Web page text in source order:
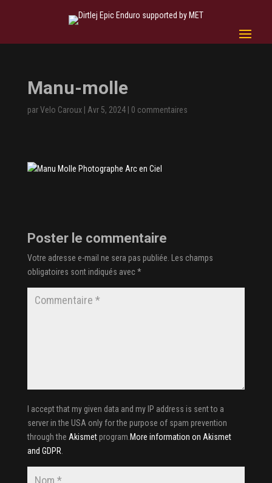
Manu-molle
parVelo Caroux| Avr 5, 2024| 0 commentaires
Poster le commentaire
Votre adresse e-mail ne sera pas publiée.
Les champs
obligatoires sont indiqués avec*
I accept that my given data and my IP address is sent to a
server in the USA only for the purpose of spam prevention
through the Akismetprogram. More information on Akismet
and GDPR